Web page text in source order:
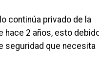
continúa privado de la
hace 2 años, esto
seguridad que necesita